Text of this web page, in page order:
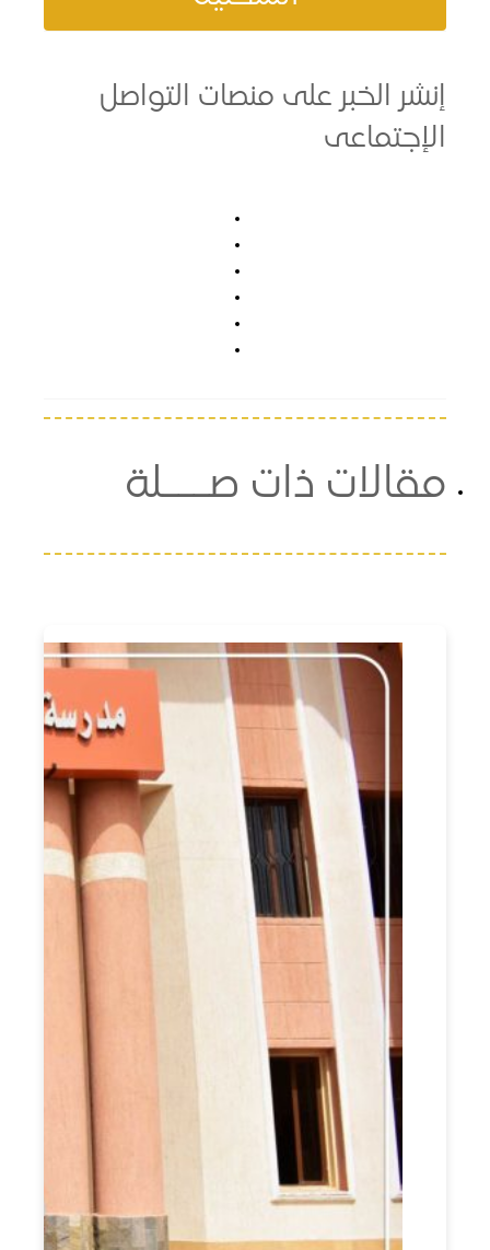
الخبر على منصات التواصل
ذات صـــلة